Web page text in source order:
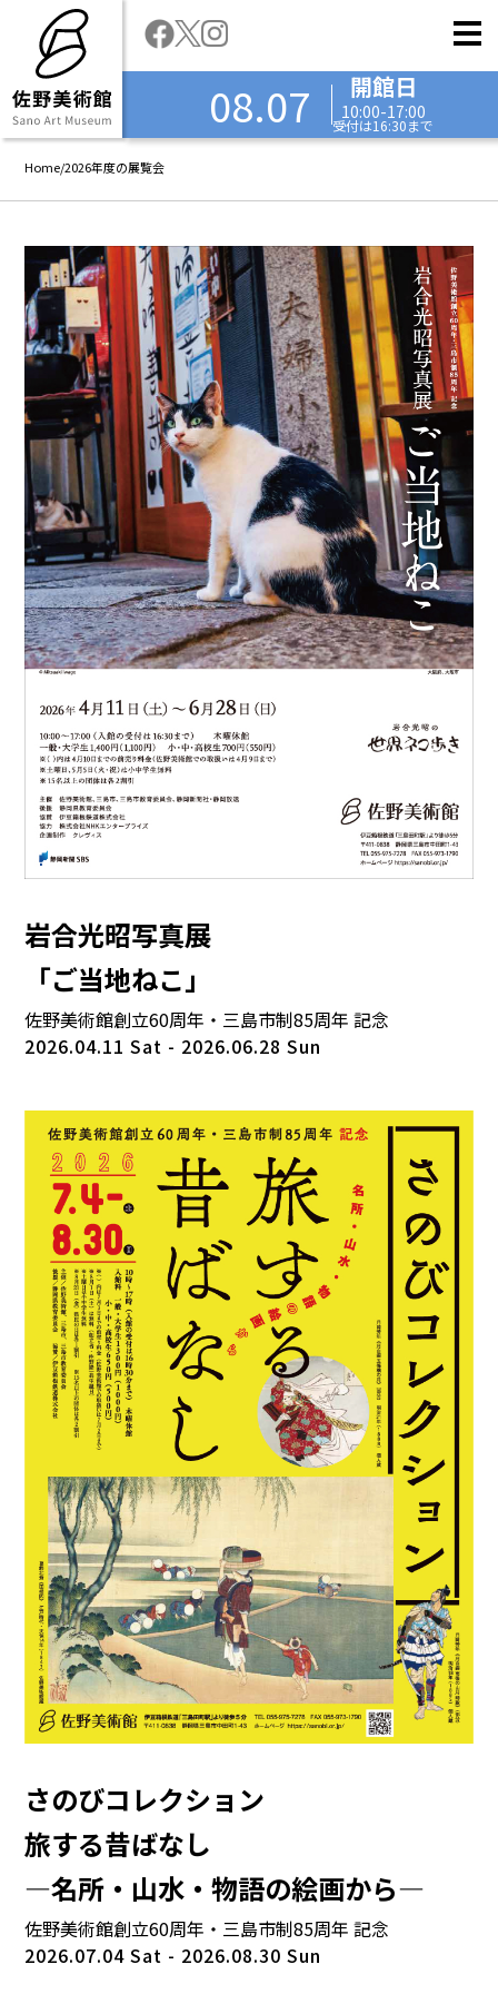
08.07 開館日
10:00-17:00
受付は16:30まで
Home/2026年度の展覧会
岩合光昭写真展
「ご当地ねこ」
佐野美術館創立60周年・三島市制85周年 記念
2026.04.11 Sat - 2026.06.28 Sun
さのびコレクション
旅する昔ばなし
―名所・山水・物語の絵画から―
佐野美術館創立60周年・三島市制85周年 記念
2026.07.04 Sat - 2026.08.30 Sun